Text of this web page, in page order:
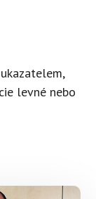
levné nebo